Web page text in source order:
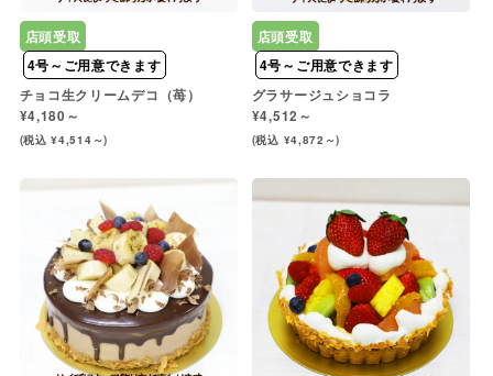
店頭受取
4号～ご用意できます
チョコ生クリームデコ（苺）
¥4,180～
(税込 ¥4,514～)
店頭受取
4号～ご用意できます
グラサージュショコラ
¥4,512～
(税込 ¥4,872～)